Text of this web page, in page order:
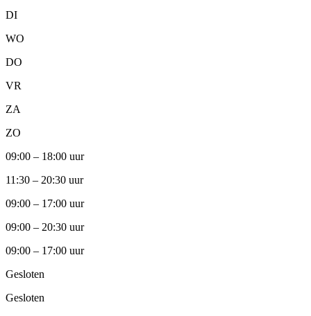
DI
WO
DO
VR
ZA
ZO
09:00 – 18:00 uur
11:30 – 20:30 uur
09:00 – 17:00 uur
09:00 – 20:30 uur
09:00 – 17:00 uur
Gesloten
Gesloten